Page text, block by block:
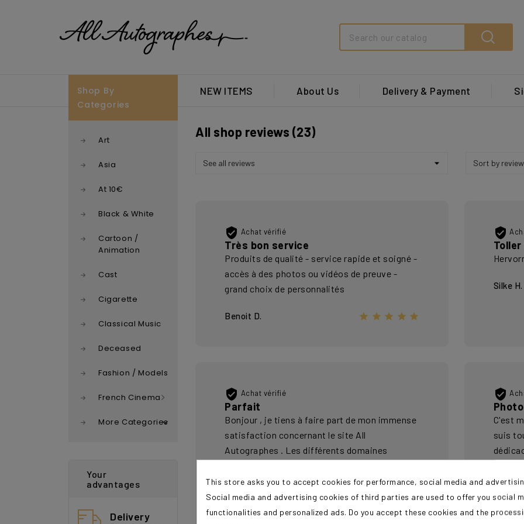
Search
NEW ITEMS About Us Delivery & Payment
Shop By
Categories
Art
Asia
At 10€
Black & White
Cartoon /
Animation
Cast
Cigarette
Classical Music
Deceased
Fashion / Models
French Cinema
More Categories
Your
advantages
Delivery
All shop reviews (23)
 Achat vérifié
Très bon service
Produits de qualité - service rapide et soigné -
accès à des photos ou vidéos de preuve -
grand choix de personnalités
Benoit D.     

Toller
Silke H.
 Achat vérifié
Parfait
Bonjour , je tiens à faire part de mon immense
satisfaction concernant le site All
Autographes . Les différents domaines
Les photographies sont de très bonne qualité
ainsi que les signatures très bien conservées
(même pour les plus anciennes) . Les

C'est
suis
This store asks you to accept cookies for performance, social media and
Social media and advertising cookies of third parties are used to offer you social
functionalities and personalized ads. Do you accept these cookies and the